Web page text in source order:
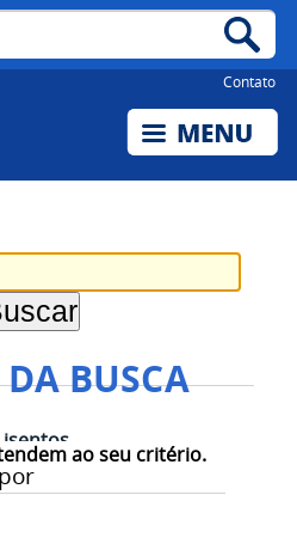
Contato
BUSCA
ao seu critério.
isentos